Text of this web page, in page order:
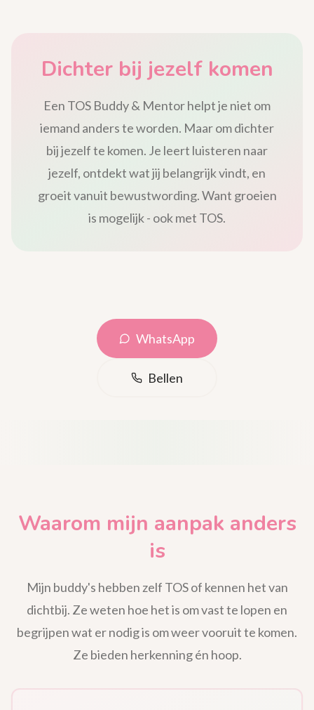
Dichter bij jezelf komen
Een TOS Buddy & Mentor helpt je niet om
iemand anders te worden. Maar om dichter
bij jezelf te komen. Je leert luisteren naar
jezelf, ontdekt wat jij belangrijk vindt, en
groeit vanuit bewustwording. Want groeien
is mogelijk - ook met TOS.
WhatsApp
Bellen
Waarom mijn aanpak anders
is
Mijn buddy's hebben zelf TOS of kennen het van
dichtbij. Ze weten hoe het is om vast te lopen en
begrijpen wat er nodig is om weer vooruit te komen.
Ze bieden herkenning én hoop.